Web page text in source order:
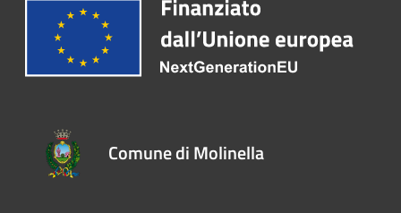
Comune di Molinella